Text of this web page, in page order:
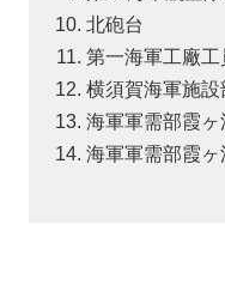
北砲台
第一海軍工廠
横須賀海軍施設
海軍軍需部霞
海軍軍需部霞